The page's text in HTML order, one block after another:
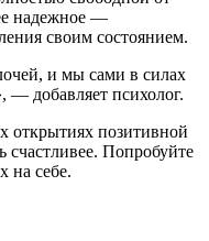
надежное —
своим состоянием.
и мы сами в силах
— добавляет психолог.
открытиях позитивной
счастливее. Попробуйте
на себе.